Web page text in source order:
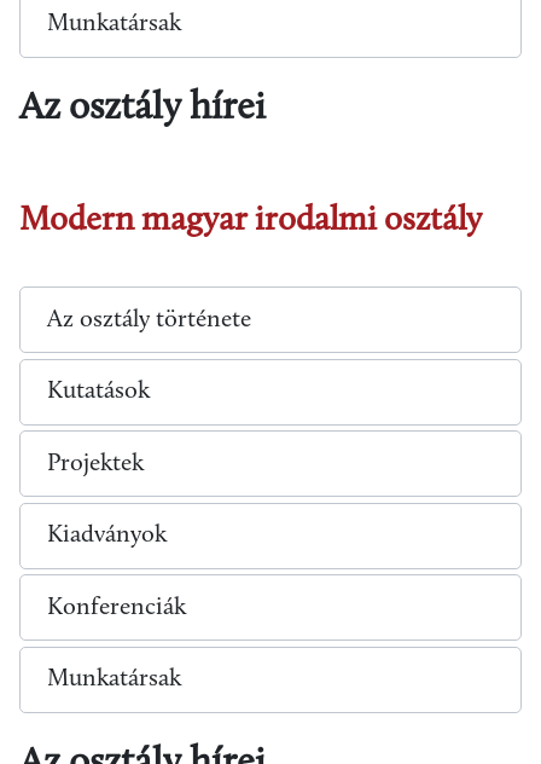
Munkatársak
Az osztály hírei
Modern magyar irodalmi osztály
Az osztály története
Kutatások
Projektek
Kiadványok
Konferenciák
Munkatársak